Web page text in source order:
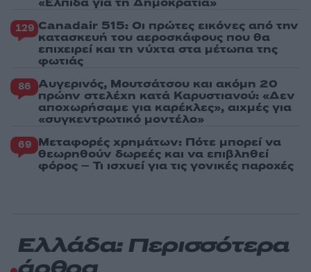
129 Canadair 515: Οι πρώτες εικόνες από την
κατασκευή του αεροσκάφους που θα
επιχειρεί και τη νύχτα στα μέτωπα της
φωτιάς
86 Αυγερινός, Μουτσάτσου και ακόμη 20
πρώην στελέχη κατά Καρυστιανού: «Δεν
αποχωρήσαμε για καρέκλες», αιχμές για
«συγκεντρωτικό μοντέλο»
69 Μεταφορές χρημάτων: Πότε μπορεί να
θεωρηθούν δωρεές και να επιβληθεί
φόρος – Τι ισχυεί για τις γονικές παροχές
Ελλάδα: Περισσότερα